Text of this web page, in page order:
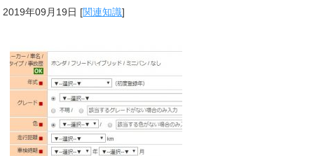
2019年09月19日 [関連知識]